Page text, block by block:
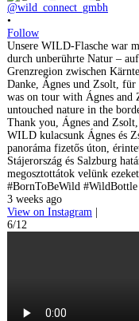
@wild_connect_gmbh
•
Follow
Unsere WILD-Flasche war
durch unberührte Natur –
Grenzregion zwischen
Danke, Ágnes und Zsolt,
was on tour with Ágnes and
untouched nature in the
Thank you, Ágnes and
WILD kulacsunk Ágnes és
panoráma fizetős úton,
Stájerország és Salzburg
megosztottátok velünk
#BornToBeWild
3 weeks ago
View on Instagram |
6/12